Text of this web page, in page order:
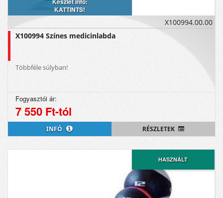
KATTINTS!
X100994.00.00
X100994 Színes medicinlabda
Többféle súlyban!
Fogyasztói ár:
7 550 Ft-tól
RÉSZLETEK
INFÓ
HASZNÁLT